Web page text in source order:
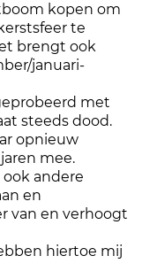
kopen om
te
brengt ook
januari-
met
steeds dood.
opnieuw
mee.
ook andere
en
van en verhoogt
hiertoe mij